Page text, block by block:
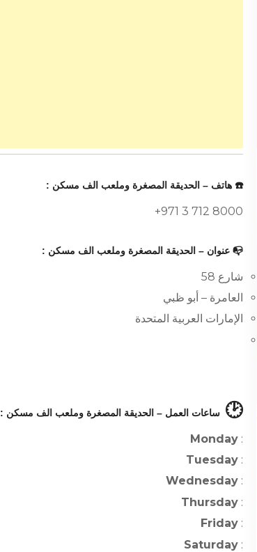
☎️ هاتف – الحديقة المصغرة وملعب الف مسكن :
+971 3 712 8000
📭 عنوان – الحديقة المصغرة وملعب الف مسكن :
شارع 58
العامرة – أبو ظبي
الإمارات العربية المتحدة
🕑 ساعات العمل – الحديقة المصغرة وملعب الف مسكن :
Monday :
Tuesday :
Wednesday :
Thursday :
Friday :
Saturday :